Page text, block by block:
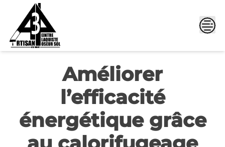
Améliorer
l’efficacité
énergétique grâce